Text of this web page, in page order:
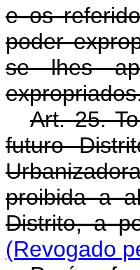
e os
poder
se lhes
Art. 25.
futuro
proibida a
Distrito, a
(Revogado